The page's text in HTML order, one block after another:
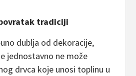
tradiciji
dublja od dekoracije,
jednostavno ne može
drvca koje unosi toplinu u